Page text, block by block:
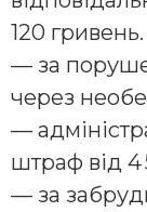
120 гривень.
— за
через
—
штраф від 4
— за